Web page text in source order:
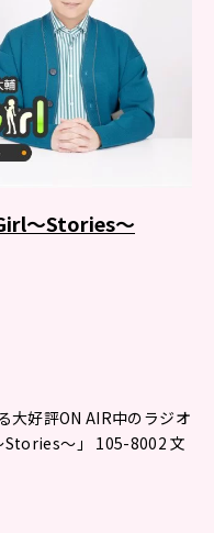
～Stories～
大好評ON AIR中のラジオ
Stories～」 105-8002 文